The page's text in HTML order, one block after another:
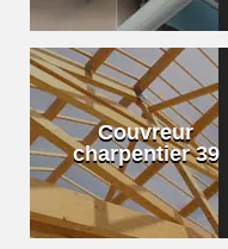
Couvreur
charpentier 39